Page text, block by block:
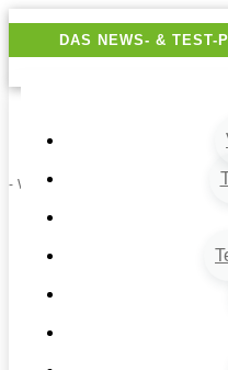
DAS NEWS- & TEST-
- Werbung -